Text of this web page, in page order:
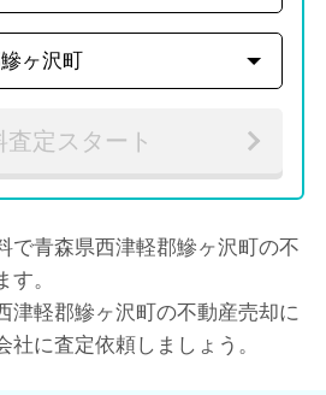
査定スタート
で青森県西津軽郡鰺ヶ沢町の不
。
津軽郡鰺ヶ沢町の不動産売却に
に査定依頼しましょう。